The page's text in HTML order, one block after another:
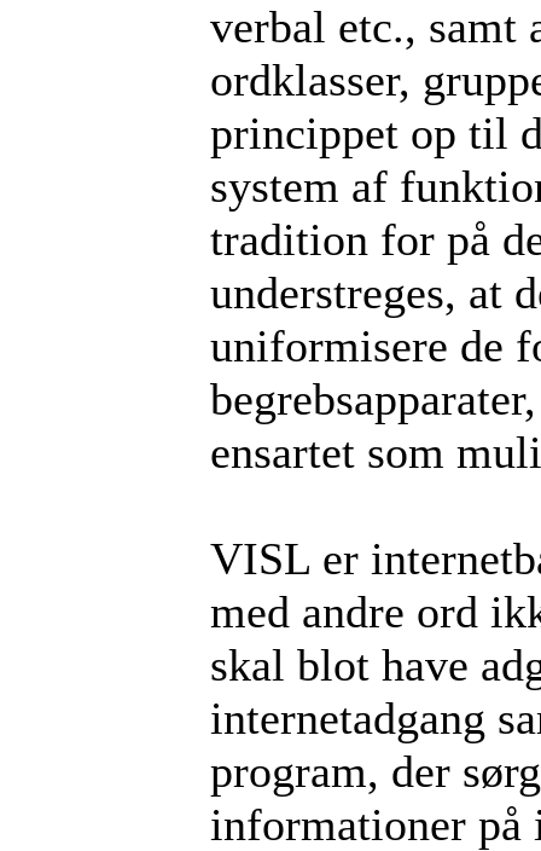
verbal etc., samt
ordklasser,
princippet op til
system af
tradition for på
understreges, at
uniformisere de
ensartet som
VISL er
med andre ord
skal blot have
internetadgang
program, der
informationer på